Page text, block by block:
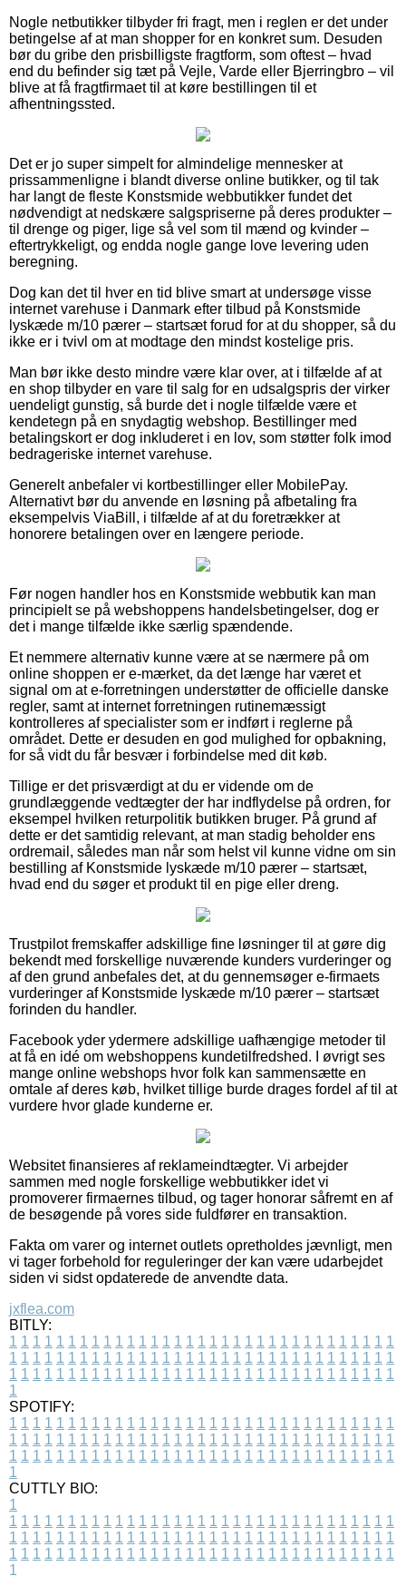
Nogle netbutikker tilbyder fri fragt, men i reglen er det under
betingelse af at man shopper for en konkret sum. Desuden
bør du gribe den prisbilligste fragtform, som oftest – hvad
end du befinder sig tæt på Vejle, Varde eller Bjerringbro – vil
blive at få fragtfirmaet til at køre bestillingen til et
afhentningssted.
Det er jo super simpelt for almindelige mennesker at
prissammenligne i blandt diverse online butikker, og til tak
har langt de fleste Konstsmide webbutikker fundet det
nødvendigt at nedskære salgspriserne på deres produkter –
til drenge og piger, lige så vel som til mænd og kvinder –
eftertrykkeligt, og endda nogle gange love levering uden
beregning.
Dog kan det til hver en tid blive smart at undersøge visse
internet varehuse i Danmark efter tilbud på Konstsmide
lyskæde m/10 pærer – startsæt forud for at du shopper, så du
ikke er i tvivl om at modtage den mindst kostelige pris.
Man bør ikke desto mindre være klar over, at i tilfælde af at
en shop tilbyder en vare til salg for en udsalgspris der virker
uendeligt gunstig, så burde det i nogle tilfælde være et
kendetegn på en snydagtig webshop. Bestillinger med
betalingskort er dog inkluderet i en lov, som støtter folk imod
bedrageriske internet varehuse.
Generelt anbefaler vi kortbestillinger eller MobilePay.
Alternativt bør du anvende en løsning på afbetaling fra
eksempelvis ViaBill, i tilfælde af at du foretrækker at
honorere betalingen over en længere periode.
Før nogen handler hos en Konstsmide webbutik kan man
principielt se på webshoppens handelsbetingelser, dog er
det i mange tilfælde ikke særlig spændende.
Et nemmere alternativ kunne være at se nærmere på om
online shoppen er e-mærket, da det længe har været et
signal om at e-forretningen understøtter de officielle danske
regler, samt at internet forretningen rutinemæssigt
kontrolleres af specialister som er indført i reglerne på
området. Dette er desuden en god mulighed for opbakning,
for så vidt du får besvær i forbindelse med dit køb.
Tillige er det prisværdigt at du er vidende om de
grundlæggende vedtægter der har indflydelse på ordren, for
eksempel hvilken returpolitik butikken bruger. På grund af
dette er det samtidig relevant, at man stadig beholder ens
ordremail, således man når som helst vil kunne vidne om sin
bestilling af Konstsmide lyskæde m/10 pærer – startsæt,
hvad end du søger et produkt til en pige eller dreng.
Trustpilot fremskaffer adskillige fine løsninger til at gøre dig
bekendt med forskellige nuværende kunders vurderinger og
af den grund anbefales det, at du gennemsøger e-firmaets
vurderinger af Konstsmide lyskæde m/10 pærer – startsæt
forinden du handler.
Facebook yder ydermere adskillige uafhængige metoder til
at få en idé om webshoppens kundetilfredshed. I øvrigt ses
mange online webshops hvor folk kan sammensætte en
omtale af deres køb, hvilket tillige burde drages fordel af til at
vurdere hvor glade kunderne er.
Websitet finansieres af reklameindtægter. Vi arbejder
sammen med nogle forskellige webbutikker idet vi
promoverer firmaernes tilbud, og tager honorar såfremt en af
de besøgende på vores side fuldfører en transaktion.
Fakta om varer og internet outlets opretholdes jævnligt, men
vi tager forbehold for reguleringer der kan være udarbejdet
siden vi sidst opdaterede de anvendte data.
jxflea.com
BITLY:
1 1 1 1 1 1 1 1 1 1 1 1 1 1 1 1 1 1 1 1 1 1 1 1 1 1 1 1 1 1 1 1 1
1 1 1 1 1 1 1 1 1 1 1 1 1 1 1 1 1 1 1 1 1 1 1 1 1 1 1 1 1 1 1 1 1
1 1 1 1 1 1 1 1 1 1 1 1 1 1 1 1 1 1 1 1 1 1 1 1 1 1 1 1 1 1 1 1 1
1
SPOTIFY:
1 1 1 1 1 1 1 1 1 1 1 1 1 1 1 1 1 1 1 1 1 1 1 1 1 1 1 1 1 1 1 1 1
1 1 1 1 1 1 1 1 1 1 1 1 1 1 1 1 1 1 1 1 1 1 1 1 1 1 1 1 1 1 1 1 1
1 1 1 1 1 1 1 1 1 1 1 1 1 1 1 1 1 1 1 1 1 1 1 1 1 1 1 1 1 1 1 1 1
1
CUTTLY BIO:
1
1 1 1 1 1 1 1 1 1 1 1 1 1 1 1 1 1 1 1 1 1 1 1 1 1 1 1 1 1 1 1 1 1
1 1 1 1 1 1 1 1 1 1 1 1 1 1 1 1 1 1 1 1 1 1 1 1 1 1 1 1 1 1 1 1 1
1 1 1 1 1 1 1 1 1 1 1 1 1 1 1 1 1 1 1 1 1 1 1 1 1 1 1 1 1 1 1 1 1
1